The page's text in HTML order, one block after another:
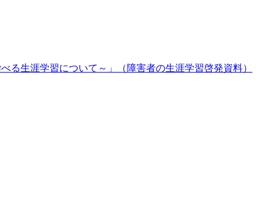
生涯学習について～」（障害者の生涯学習啓発資料）